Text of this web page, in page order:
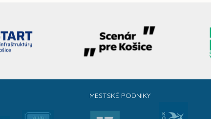
MESTSKÉ PODNIKY